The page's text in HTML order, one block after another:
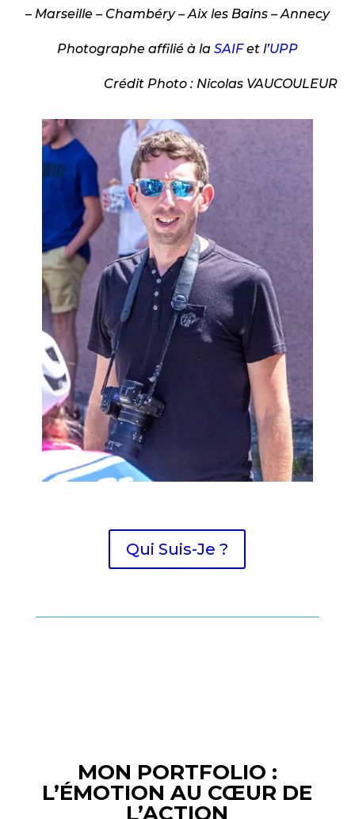
– Marseille – Chambéry – Aix les Bains – Annecy
Photographe affilié à la SAIFet l’UPP
Crédit Photo : Nicolas VAUCOULEUR
Qui Suis-Je ?
MON PORTFOLIO :
L’ÉMOTION AU CŒUR DE
L’ACTION